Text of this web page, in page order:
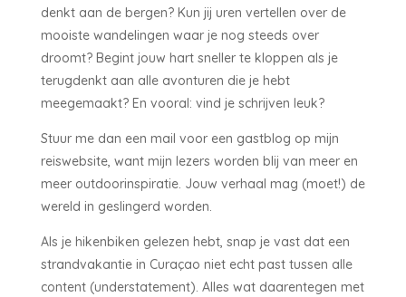
denkt aan de bergen? Kun jij uren vertellen over de
mooiste wandelingen waar je nog steeds over
droomt? Begint jouw hart sneller te kloppen als je
terugdenkt aan alle avonturen die je hebt
meegemaakt? En vooral: vind je schrijven leuk?
Stuur me dan een mail voor een gastblog op mijn
reiswebsite, want mijn lezers worden blij van meer en
meer outdoorinspiratie. Jouw verhaal mag (moet!) de
wereld in geslingerd worden.
Als je hikenbiken gelezen hebt, snap je vast dat een
strandvakantie in Curaçao niet echt past tussen alle
content (understatement). Alles wat daarentegen met